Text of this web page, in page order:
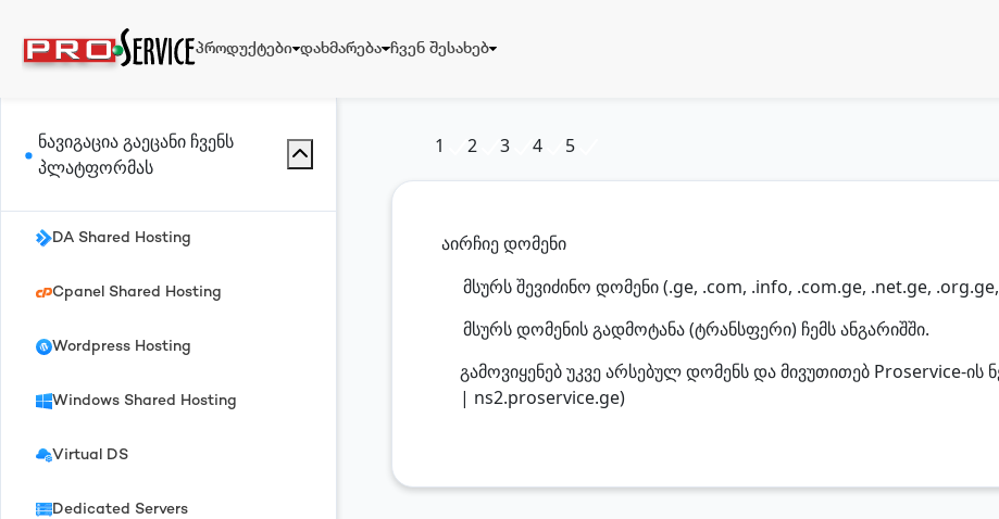
პროდუქტები
დახმარება
რეგისტრაცია
პროდუქტები დახმარება ჩვენ შესახებ
ნავიგაციაგაეცანი ჩვენს
პლატფორმას
DA Shared Hosting
Cpanel Shared Hosting
Wordpress Hosting
Windows Shared Hosting
Virtual DS
Dedicated Servers
1 2 3 4 5
აირჩიე დომენი
მსურს შევიძინო დომენი (.ge, .com, .info, .com.ge, .net.ge,
მსურს დომენის გადმოტანა (ტრანსფერი) ჩემს ანგარიშში.
გამოვიყენებ უკვე არსებულ დომენს და მივუთითებ Proservice-ის
| ns2.proservice.ge)